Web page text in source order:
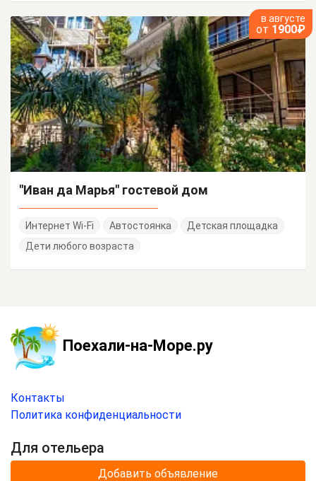
в августе
от 1900₽
"Иван да Марья" гостевой дом
Интернет Wi-Fi Автостоянка
Детская площадка
Дети любого возраста
Поехали-на-Море.ру
Контакты
Политика конфиденциальности
Для отельера
Добавить объявление